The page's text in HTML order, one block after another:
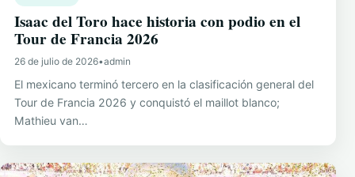
Isaac del Toro hace historia con podio en el
Tour de Francia 2026
26 de julio de 2026•admin
El mexicano terminó tercero en la clasificación general del
Tour de Francia 2026 y conquistó el maillot blanco;
Mathieu van…